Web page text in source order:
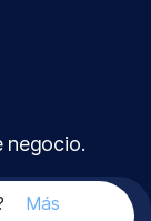
negocio.
Más